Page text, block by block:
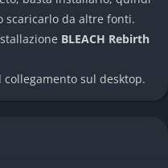
e il Counter, che permette
da dietro.
potenziando le
nuove azioni.
scaricarlo da altre fonti.
BLEACH Rebirth
sul desktop.